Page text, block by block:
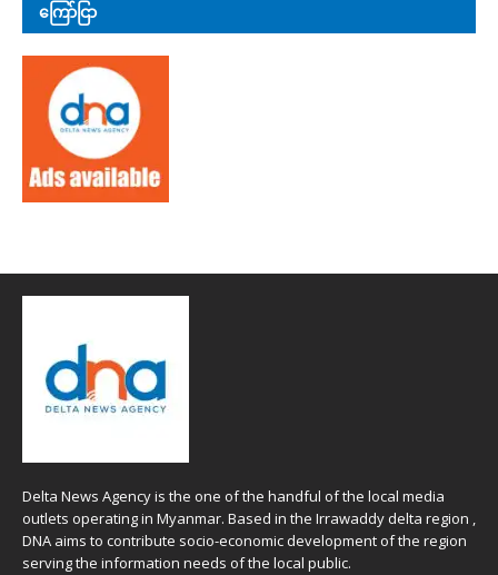
ကြော်ငြာ
Delta News Agency is the one of the handful of the local media
outlets operating in Myanmar. Based in the Irrawaddy delta region ,
DNA aims to contribute socio-economic development of the region
serving the information needs of the local public.